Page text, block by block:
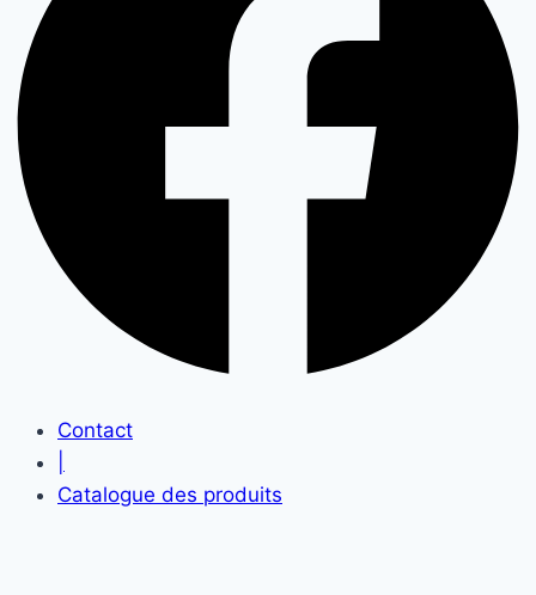
Contact
Catalogue des produits